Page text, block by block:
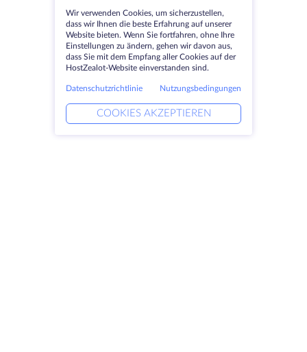
Wir verwenden Cookies, um sicherzustellen,
dass wir Ihnen die beste Erfahrung auf unserer
Website bieten. Wenn Sie fortfahren, ohne Ihre
Einstellungen zu ändern, gehen wir davon aus,
dass Sie mit dem Empfang aller Cookies auf der
HostZealot-Website einverstanden sind.
Datenschutzrichtlinie Nutzungsbedingungen
COOKIES AKZEPTIEREN